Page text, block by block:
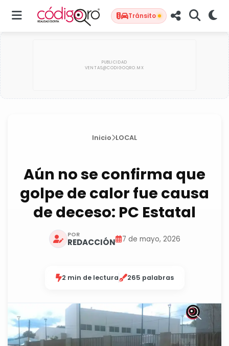
Tránsito
Inicio LOCAL
Aún no se confirma que
golpe de calor fue causa
de deceso: PC Estatal
POR
REDACCIÓN 7 de mayo, 2026
2 min de lectura 265 palabras